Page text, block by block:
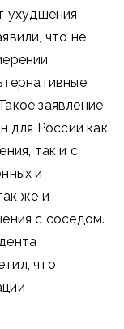
ухудшения
что не
заявление
для России как
так и с
и
же и
с соседом.
что